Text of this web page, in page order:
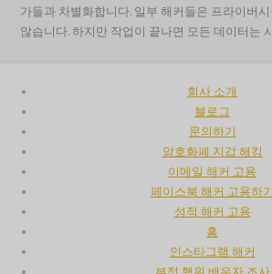
가들과 차별화합니다. 일부 해커들은 프라이버
않습니다. 하지만 작업이 끝나면 모든 데이터는
회사 소개
블로그
문의하기
암호화폐 지갑 해킹
이메일 해커 고용
페이스북 해커 고용하기
성적 해커 고용
홈
인스타그램 해커
العربية
Deutsch
Deutsch
Deutsch
Español
فارسی
Français